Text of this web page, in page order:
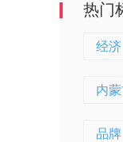
热门
经济
内
品牌